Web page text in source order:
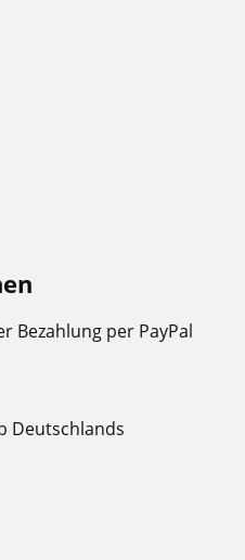
Bezahlung per PayPal
Deutschlands